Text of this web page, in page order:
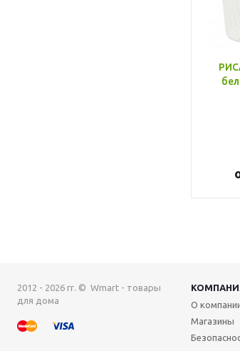
2012 - 2026 гг. © Wmart - товары
для дома
О
Магазины